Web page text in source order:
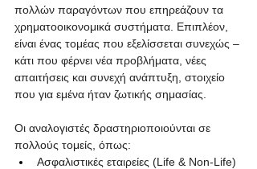
πολλών παραγόντων που επηρεάζουν τα
χρηματοοικονομικά συστήματα. Επιπλέον,
είναι ένας τομέας που εξελίσσεται συνεχώς –
κάτι που φέρνει νέα προβλήματα, νέες
απαιτήσεις και συνεχή ανάπτυξη, στοιχείο
που για εμένα ήταν ζωτικής σημασίας.
Οι αναλογιστές δραστηριοποιούνται σε
πολλούς τομείς, όπως:
Ασφαλιστικές εταιρείες (Life & Non-Life)